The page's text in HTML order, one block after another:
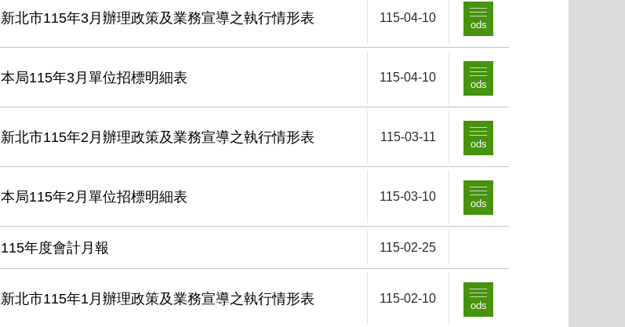
新北市115年3月辦理政策及業務宣導之執行情形表 115-04-10
ods
本局115年3月單位招標明細表 115-04-10
ods
新北市115年2月辦理政策及業務宣導之執行情形表 115-03-11
ods
本局115年2月單位招標明細表 115-03-10
ods
115年度會計月報 115-02-25
新北市115年1月辦理政策及業務宣導之執行情形表 115-02-10
ods